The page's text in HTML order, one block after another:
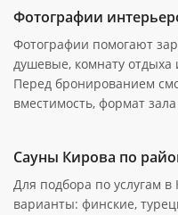
Фотографии
Фотографии помогают
душевые, комнату
Перед бронированием
вместимость, формат
Сауны Кирова по
Для подбора по услугам
варианты: финские,